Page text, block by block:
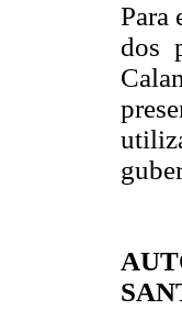
Para
dos